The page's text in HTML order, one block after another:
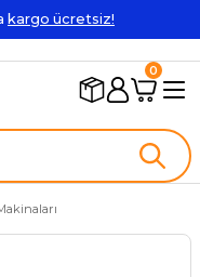
kargo ücretsiz!
0